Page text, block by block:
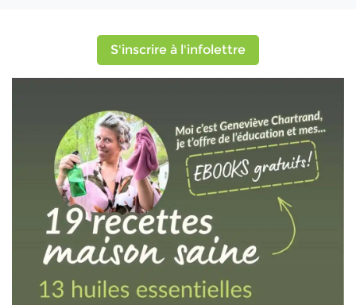
S'inscrire à l'infolettre